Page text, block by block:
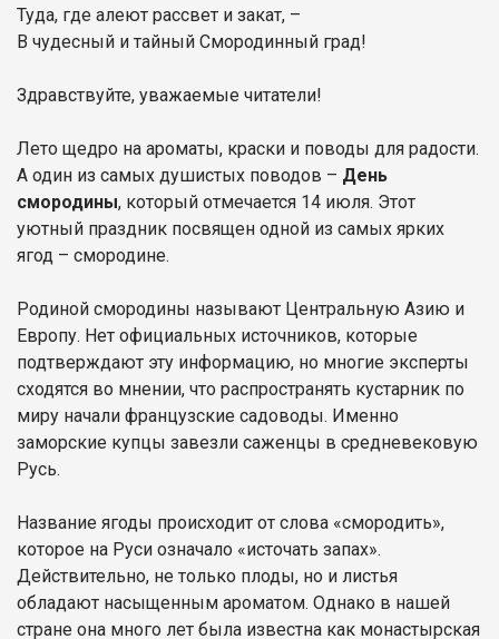
Туда, где алеют рассвет и закат, –
В чудесный и тайный Смородинный град!
Здравствуйте, уважаемые читатели!
Лето щедро на ароматы, краски и поводы для радости.
А один из самых душистых поводов – День
смородины, который отмечается 14 июля. Этот
уютный праздник посвящен одной из самых ярких
ягод – смородине.
Родиной смородины называют Центральную Азию и
Европу. Нет официальных источников, которые
подтверждают эту информацию, но многие эксперты
сходятся во мнении, что распространять кустарник по
миру начали французские садоводы. Именно
заморские купцы завезли саженцы в средневековую
Русь.
Название ягоды происходит от слова «смородить»,
которое на Руси означало «источать запах».
Действительно, не только плоды, но и листья
обладают насыщенным ароматом. Однако в нашей
стране она много лет была известна как монастырская